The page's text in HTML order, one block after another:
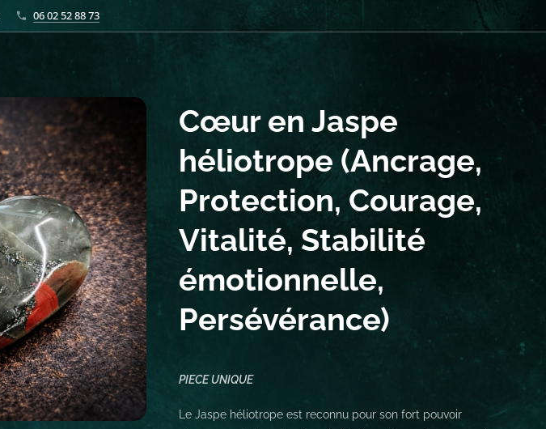
06 02 52 88 73
Cœur en Jaspe
héliotrope (Ancrage,
Protection, Courage,
Vitalité, Stabilité
émotionnelle,
Persévérance)
PIECE UNIQUE
Le Jaspe héliotrope est reconnu pour son fort pouvoir